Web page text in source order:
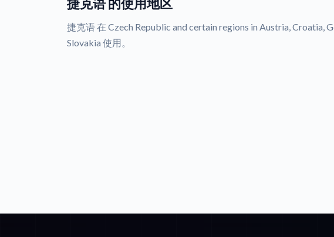
捷克语 的使用地区
捷克语 在 Czech Republic and certain regions in Austria, Croatia,
Slovakia 使用。